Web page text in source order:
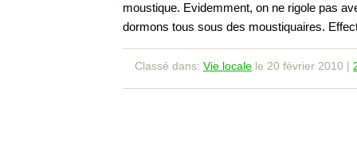
moustique. Evidemment, on ne rigole pas
dormons tous sous des moustiquaires.
Classé dans: Vie locale le 20 février 2010 |